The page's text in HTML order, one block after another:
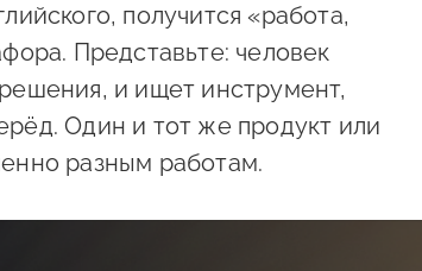
получится «работа,
Представьте: человек
и ищет инструмент,
Один и тот же продукт или
разным работам.